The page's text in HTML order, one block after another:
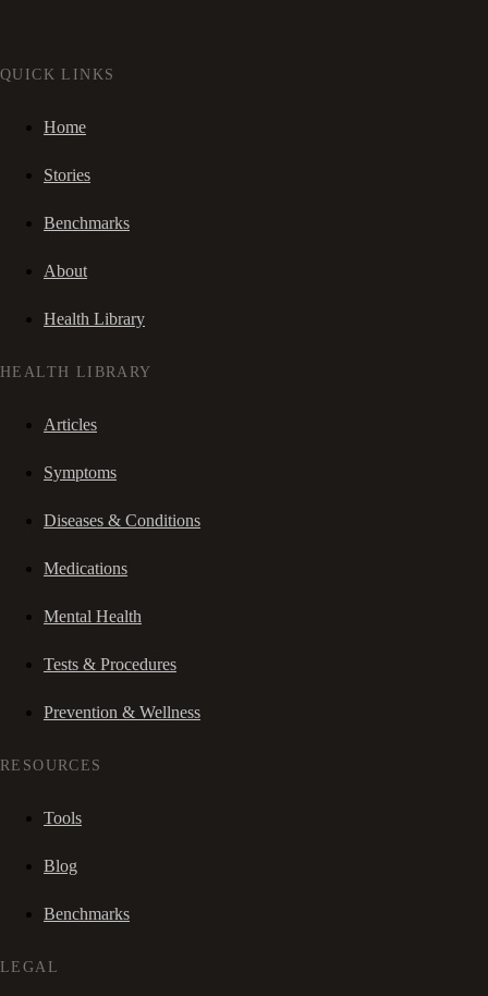
QUICK LINKS
Home
Stories
Benchmarks
About
Health Library
HEALTH LIBRARY
Articles
Symptoms
Diseases & Conditions
Medications
Mental Health
Tests & Procedures
Prevention & Wellness
RESOURCES
Tools
Blog
Benchmarks
LEGAL